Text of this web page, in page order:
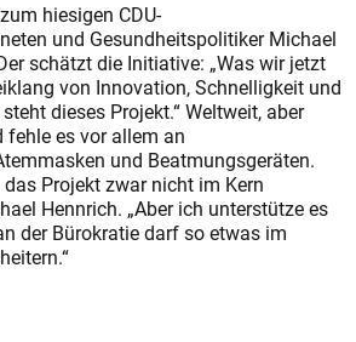
hiesigen CDU-
und Gesundheitspolitiker Michael
schätzt die Initiative: „Was wir jetzt
von Innovation, Schnelligkeit und
dieses Projekt.“ Weltweit, aber
es vor allem an
und Beatmungsgeräten.
Projekt zwar nicht im Kern
Hennrich. „Aber ich unterstütze es
der Bürokratie darf so etwas im